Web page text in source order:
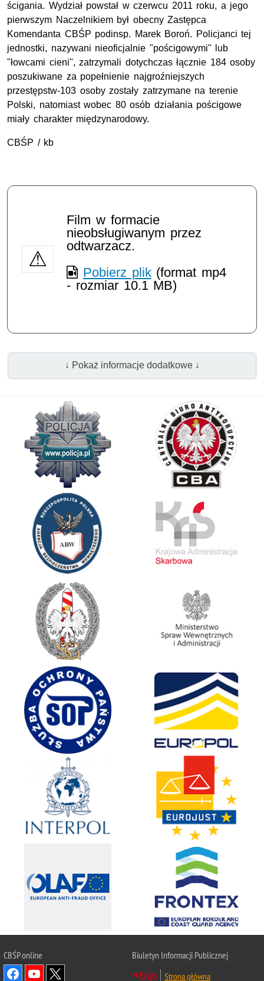
ścigania. Wydział powstał w czerwcu 2011 roku, a jego
pierwszym Naczelnikiem był obecny Zastępca
Komendanta CBŚP podinsp. Marek Boroń. Policjanci tej
jednostki, nazywani nieoficjalnie "pościgowymi" lub
"łowcami cieni", zatrzymali dotychczas łącznie 184 osoby
poszukiwane za popełnienie najgroźniejszych
przestępstw-103 osoby zostały zatrzymane na terenie
Polski, natomiast wobec 80 osób działania pościgowe
miały charakter międzynarodowy.
CBŚP / kb
Film w formacie
nieobsługiwanym przez
odtwarzacz.
Pobierz plik(format mp4
- rozmiar 10.1 MB)
↓ Pokaż informacje dodatkowe ↓
CBŚPonline
Biuletyn Informacji Publicznej
Strona główna